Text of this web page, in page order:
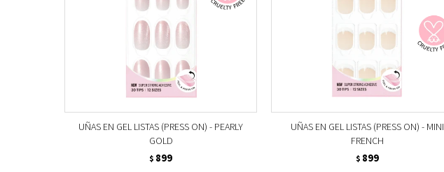
UÑAS EN GEL LISTAS (PRESS ON) - PEARLY
GOLD
$ 899
UÑAS EN GEL LISTAS (PRESS ON) - MINI
FRENCH
$ 899